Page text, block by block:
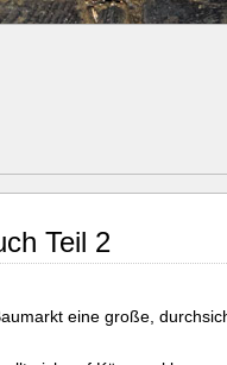
Teil 2
eine große,